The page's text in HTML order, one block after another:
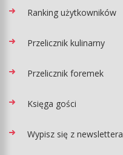
Ranking użytkowników
Przelicznik kulinarny
Przelicznik foremek
Księga gości
Wypisz się z newslettera